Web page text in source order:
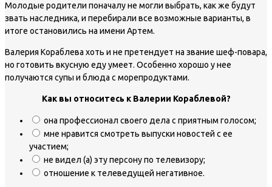
Молодые родители поначалу не могли выбрать, как же будут
звать наследника, и перебирали все возможные варианты, в
итоге остановились на имени Артем.
Валерия Кораблева хоть и не претендует на звание шеф-повара,
но готовить вкусную еду умеет. Особенно хорошо у нее
получаются супы и блюда с морепродуктами.
Как вы относитесь к Валерии Кораблевой?
она профессионал своего дела с приятным голосом;
мне нравится смотреть выпуски новостей с ее
участием;
не видел (а) эту персону по телевизору;
отношение к телеведущей негативное.